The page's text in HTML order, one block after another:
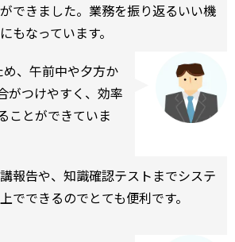
できました。業務を振り返るいい機
もなっています。
、午前中や夕方か
がつけやすく、効率
ことができていま
報告や、知識確認テストまでシステ
でできるのでとても便利です。